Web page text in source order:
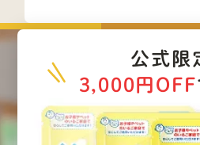
公式限
3,000円OFF